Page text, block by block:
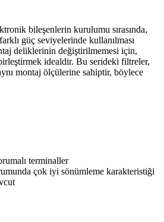
bileşenlerin kurulumu sırasında,
güç seviyelerinde kullanılması
deliklerinin değiştirilmemesi için,
idealdir. Bu serideki filtreler,
montaj ölçülerine sahiptir, böylece
terminaller
çok iyi sönümleme karakteristiği